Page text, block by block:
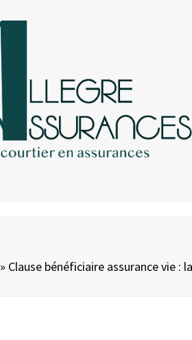
» Clause bénéficiaire assurance vie :